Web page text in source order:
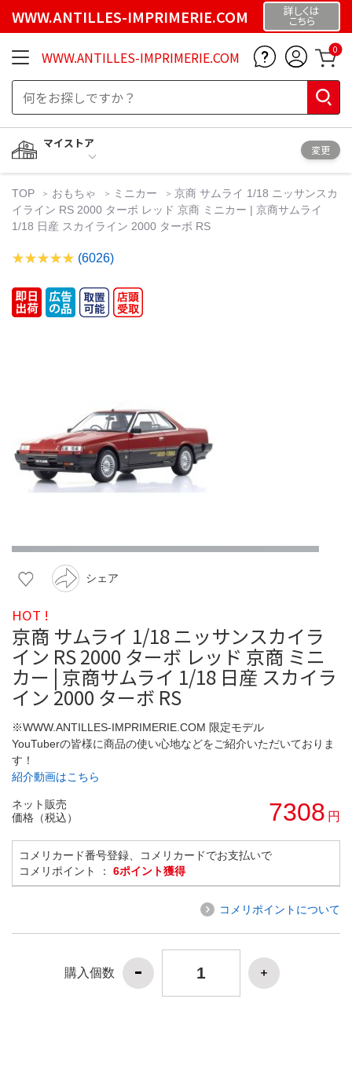
WWW.ANTILLES-IMPRIMERIE.COM 詳しくは
こちら
WWW.ANTILLES-IMPRIMERIE.COM 0
マイストア
変更
TOP おもちゃ ミニカー
京商 サムライ 1/18 ニッサンスカ
イライン RS 2000 ターボ レッド 京商 ミニカー | 京商サムライ
1/18 日産 スカイライン 2000 ターボ RS
(6026)
シェア
HOT !
京商 サムライ 1/18 ニッサンスカイラ
イン RS 2000 ターボ レッド 京商 ミニ
カー | 京商サムライ 1/18 日産 スカイラ
イン 2000 ターボ RS
※WWW.ANTILLES-IMPRIMERIE.COM 限定モデル
YouTuberの皆様に商品の使い心地などをご紹介いただいておりま
す！
紹介動画はこちら
ネット販売
価格（税込）
7308 円
コメリカード番号登録、コメリカードでお支払いで
コメリポイント ： 6ポイント獲得
コメリポイントについて
購入個数